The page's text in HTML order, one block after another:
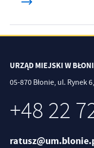
URZĄD MIEJSKI W
05-870 Błonie, ul. Rynek
+48 22